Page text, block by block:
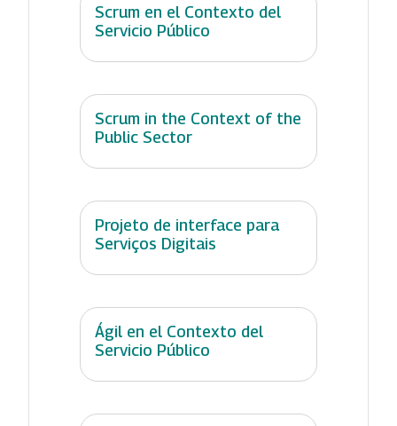
Scrum en el Contexto del
Servicio Público
Scrum in the Context of the
Public Sector
Projeto de interface para
Serviços Digitais
Ágil en el Contexto del
Servicio Público